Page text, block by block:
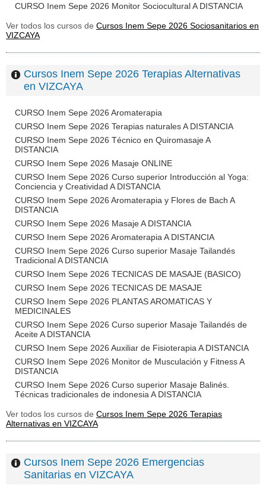
CURSO Inem Sepe 2026 Monitor Sociocultural A DISTANCIA
Ver todos los cursos de Cursos Inem Sepe 2026 Sociosanitarios en
VIZCAYA
Cursos Inem Sepe 2026 Terapias Alternativas
en VIZCAYA
CURSO Inem Sepe 2026 Aromaterapia
CURSO Inem Sepe 2026 Terapias naturales A DISTANCIA
CURSO Inem Sepe 2026 Técnico en Quiromasaje A
DISTANCIA
CURSO Inem Sepe 2026 Masaje ONLINE
CURSO Inem Sepe 2026 Curso superior Introducción al Yoga:
Conciencia y Creatividad A DISTANCIA
CURSO Inem Sepe 2026 Aromaterapia y Flores de Bach A
DISTANCIA
CURSO Inem Sepe 2026 Masaje A DISTANCIA
CURSO Inem Sepe 2026 Aromaterapia A DISTANCIA
CURSO Inem Sepe 2026 Curso superior Masaje Tailandés
Tradicional A DISTANCIA
CURSO Inem Sepe 2026 TECNICAS DE MASAJE (BASICO)
CURSO Inem Sepe 2026 TECNICAS DE MASAJE
CURSO Inem Sepe 2026 PLANTAS AROMATICAS Y
MEDICINALES
CURSO Inem Sepe 2026 Curso superior Masaje Tailandés de
Aceite A DISTANCIA
CURSO Inem Sepe 2026 Auxiliar de Fisioterapia A DISTANCIA
CURSO Inem Sepe 2026 Monitor de Musculación y Fitness A
DISTANCIA
CURSO Inem Sepe 2026 Curso superior Masaje Balinés.
Técnicas tradicionales de indonesia A DISTANCIA
Ver todos los cursos de Cursos Inem Sepe 2026 Terapias
Alternativas en VIZCAYA
Cursos Inem Sepe 2026 Emergencias
Sanitarias en VIZCAYA